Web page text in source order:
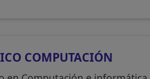
COMPUTACIÓN